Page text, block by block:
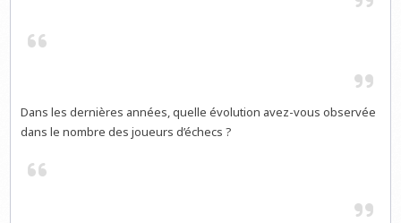
Dans les dernières années, quelle évolution avez-vous observée
dans le nombre des joueurs d’échecs ?